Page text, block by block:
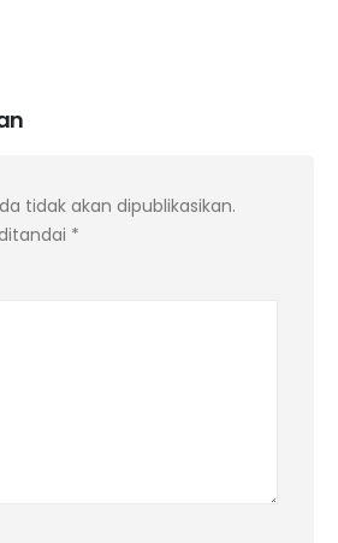
tidak akan dipublikasikan.
*